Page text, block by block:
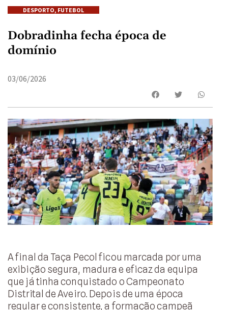
DESPORTO, FUTEBOL
Dobradinha fecha época de
domínio
03/06/2026
A final da Taça Pecol ficou marcada por uma
exibição segura, madura e eficaz da equipa
que já tinha conquistado o Campeonato
Distrital de Aveiro. Depois de uma época
regular e consistente, a formação campeã